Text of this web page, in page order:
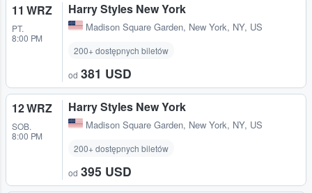
11 WRZ
PT.
8:00 PM
Harry Styles New York
Madison Square Garden, New York, NY, US
200+ dostępnych biletów
od 381 USD
12 WRZ
SOB.
8:00 PM
Harry Styles New York
Madison Square Garden, New York, NY, US
200+ dostępnych biletów
od 395 USD